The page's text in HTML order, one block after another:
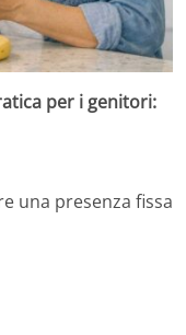
per i genitori:
una presenza fissa